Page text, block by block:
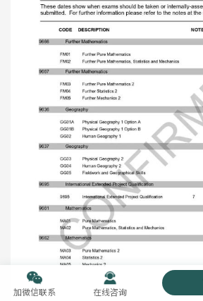
加微信联系 在线咨询